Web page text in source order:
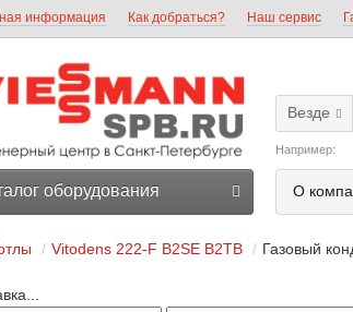
информация Как добраться? Наш сервис
Везде
Например:
О
оборудования
Vitodens 222-F B2SE B2TB Газовый